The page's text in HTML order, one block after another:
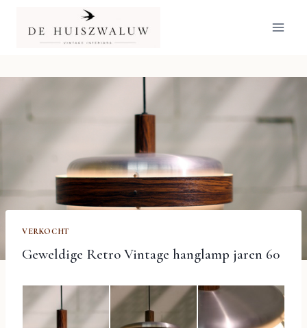
inhoud
VERKOCHT
Geweldige Retro Vintage hanglamp jaren 60